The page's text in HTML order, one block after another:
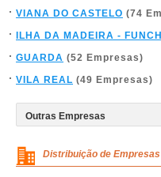
VIANA DO CASTELO (74
ILHA DA MADEIRA -
GUARDA (52 Empresas)
VILA REAL (49 Empresas)
Distribuição de